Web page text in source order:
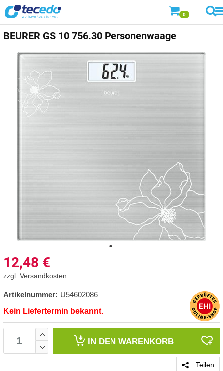
0
BEURER GS 10 756.30 Personenwaage
12,48 €
zzgl. Versandkosten
Artikelnummer: U54602086
Kein Liefertermin bekannt.
IN DEN WARENKORB
Teilen